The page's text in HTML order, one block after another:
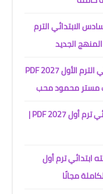
الابتدائي الترم
مذكرة Math الصف السادس الابتدائي الترم الأول 2027 PDF
مستر محمود محب
تحميل سلاح التلميذ عربي سته ابتدائي ترم أول 2027 PDF |
ابتدائي ترم أول